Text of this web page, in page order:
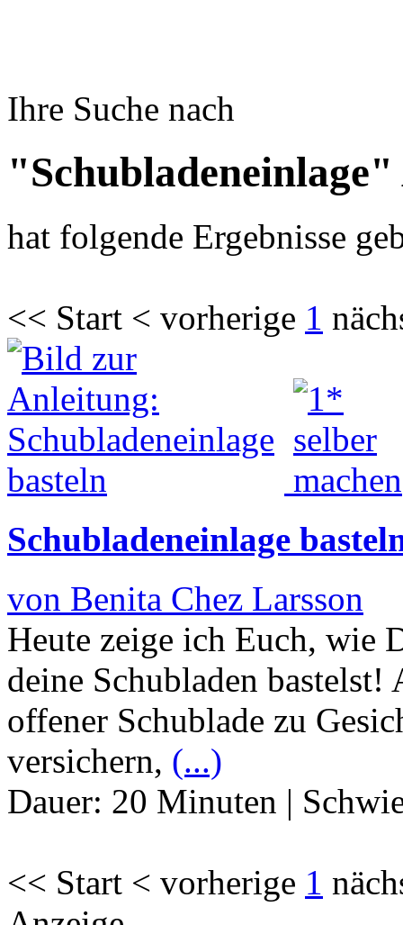
Ihre Suche nach
hat folgende Ergebnisse
<< Start < vorherige 1
Schubladeneinlage
von Benita Chez Larsson
Heute zeige ich Euch, wie
deine Schubladen
offener Schublade zu
versichern, (...)
Dauer: 20 Minuten |
<< Start < vorherige 1